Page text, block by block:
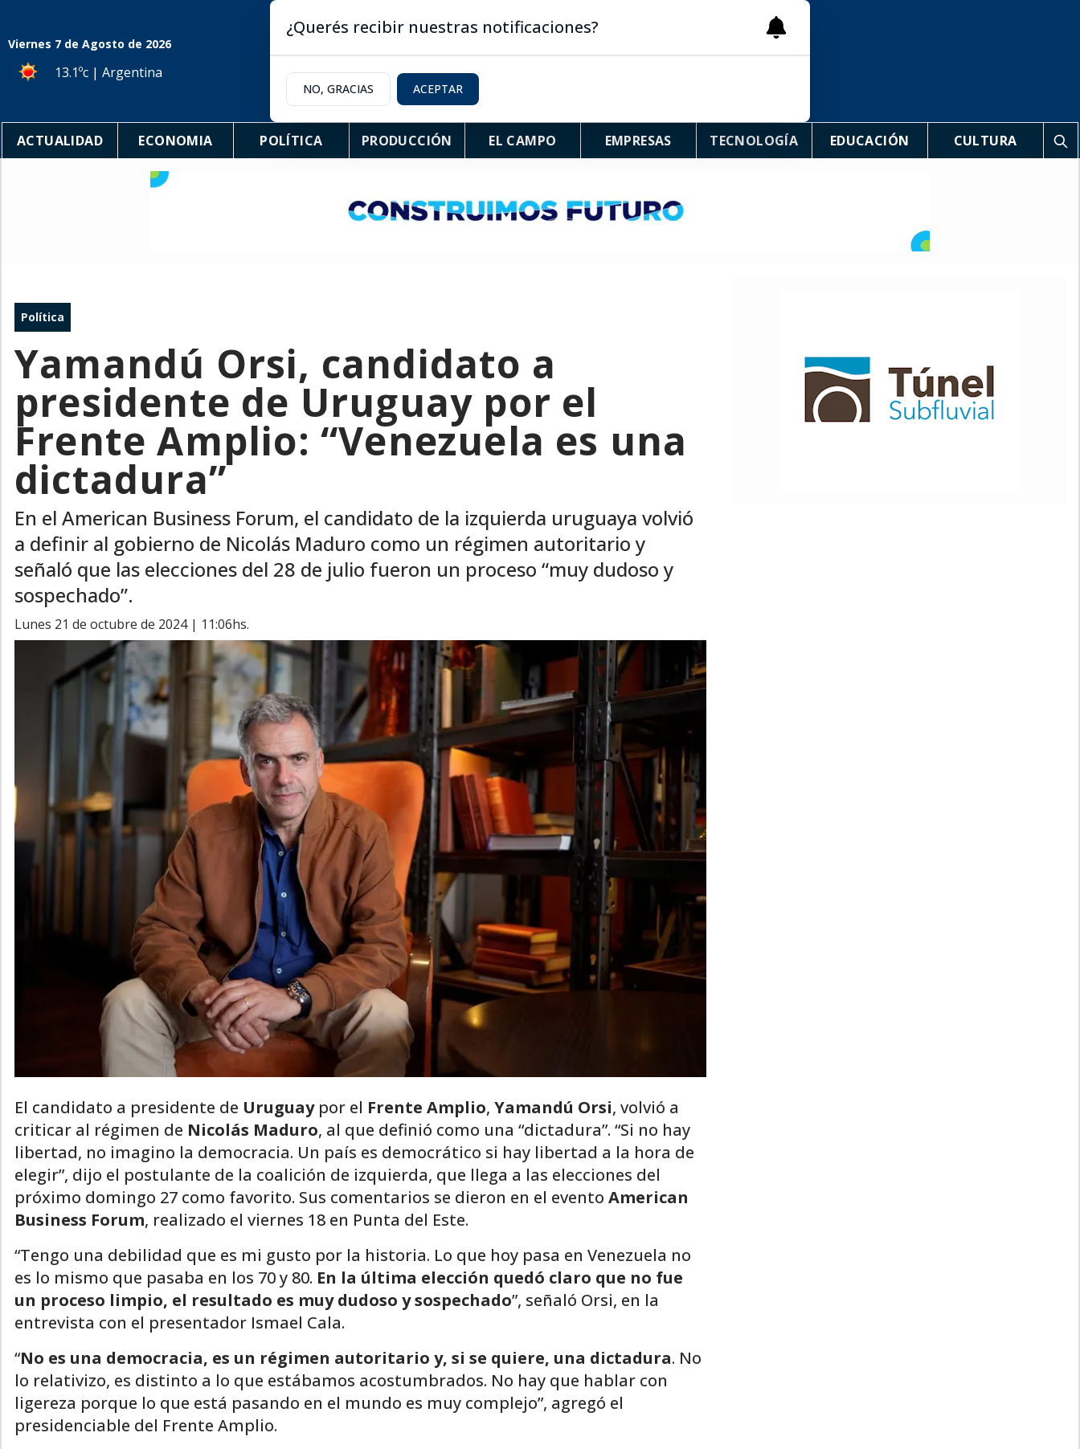
Viernes 7 de Agosto de 2026
13.1ºc | Argentina
ACTUALIDAD ECONOMIA POLÍTICA PRODUCCIÓN EL CAMPO EMPRESAS TECNOLOGÍA EDUCACIÓN CULTURA
Política
Yamandú Orsi, candidato a
presidente de Uruguay por el
Frente Amplio: “Venezuela es una
dictadura”
En el American Business Forum, el candidato de la izquierda uruguaya volvió
a definir al gobierno de Nicolás Maduro como un régimen autoritario y
señaló que las elecciones del 28 de julio fueron un proceso “muy dudoso y
sospechado”.
lunes 21 de octubre de 2024 | 11:06hs.
El candidato a presidente de Uruguay por el Frente Amplio, Yamandú Orsi, volvió a
criticar al régimen de Nicolás Maduro, al que definió como una “dictadura”. “Si no hay
libertad, no imagino la democracia. Un país es democrático si hay libertad a la hora de
elegir”, dijo el postulante de la coalición de izquierda, que llega a las elecciones del
próximo domingo 27 como favorito. Sus comentarios se dieron en el evento American
Business Forum, realizado el viernes 18 en Punta del Este.
“Tengo una debilidad que es mi gusto por la historia. Lo que hoy pasa en Venezuela no
es lo mismo que pasaba en los 70 y 80. En la última elección quedó claro que no fue
un proceso limpio, el resultado es muy dudoso y sospechado”, señaló Orsi, en la
entrevista con el presentador Ismael Cala.
“No es una democracia, es un régimen autoritario y, si se quiere, una dictadura. No
lo relativizo, es distinto a lo que estábamos acostumbrados. No hay que hablar con
ligereza porque lo que está pasando en el mundo es muy complejo”, agregó el
presidenciable del Frente Amplio.
¿Querés recibir nuestras notificaciones?
NO, GRACIAS ACEPTAR